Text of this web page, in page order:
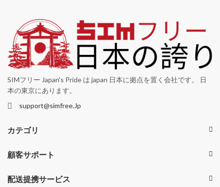
SIMフリー Japan's Pride は japan 日本に拠点を置く会社です。 日
本の東京にあります。
support@simfree.Jp
カテゴリ
顧客サポート
配送提携サービス